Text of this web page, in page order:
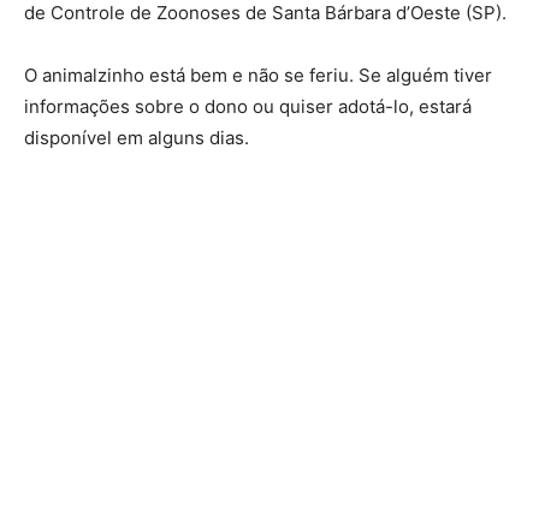
de Controle de Zoonoses de Santa Bárbara d’Oeste (SP).
O animalzinho está bem e não se feriu. Se alguém tiver
informações sobre o dono ou quiser adotá-lo, estará
disponível em alguns dias.